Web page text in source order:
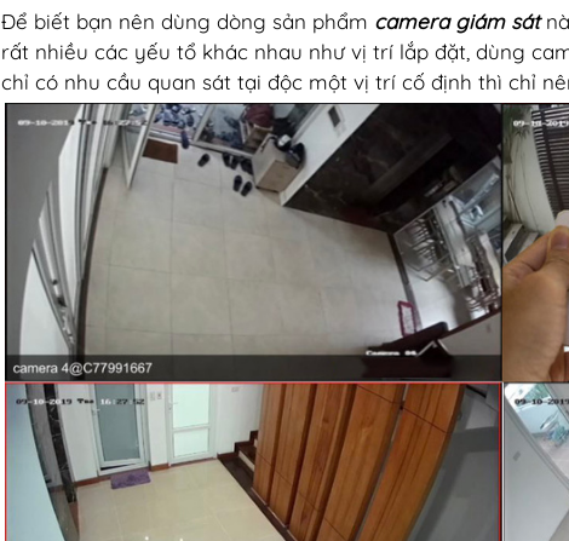
Để biết bạn nên dùng dòng sản phẩm camera giám sát
rất nhiều các yếu tổ khác nhau như vị trí lắp đặt, dùng
chỉ có nhu cầu quan sát tại độc một vị trí cố định thì chỉ